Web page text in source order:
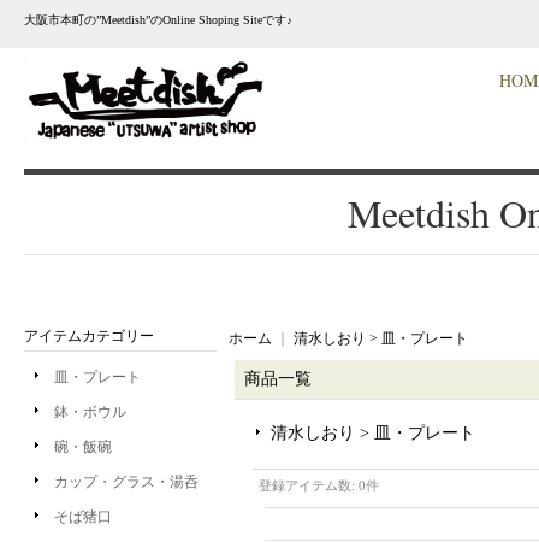
大阪市本町の”Meetdish”のOnline Shoping Siteです♪
Meetdish
アイテムカテゴリー
皿・プレート
鉢・ボウル
碗・飯碗
カップ・グラス・湯呑
そば猪口
ホーム 清水しおり > 皿・プレート
商品一覧
清水しおり > 皿・プレート
登録アイテム数: 0件